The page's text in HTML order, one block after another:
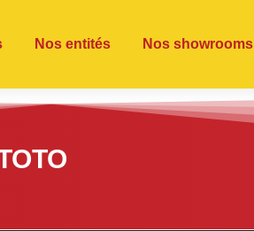
Nos entités Nos showrooms